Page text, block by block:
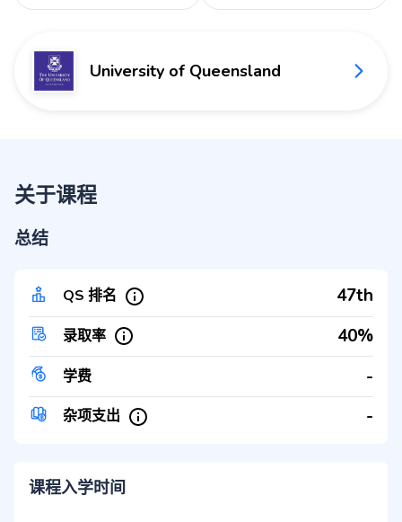
University of Queensland
关于课程
总结
QS 排名 47th
录取率 40%
学费 -
杂项支出 -
课程入学时间